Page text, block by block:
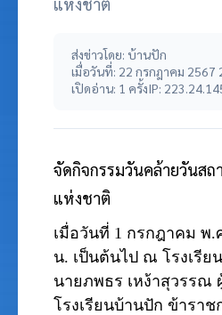
ส่งข่าวโดย: บ้านปัก
เมื่อวันที่: 22 กรกฎาคม 2567
เปิดอ่าน: 1 ครั้งIP:
จัดกิจกรรมวันคล้ายวันส
แห่งชาติ
เมื่อวันที่ 1 กรกฎาคม พ.
น. เป็นต้นไป ณ โรงเรีย
นายภพธร เหง้าสุวรรณ
โรงเรียนบ้านปัก ข้าราช